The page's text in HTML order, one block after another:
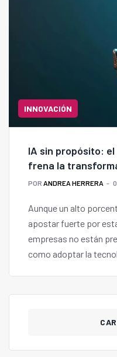
INNOVACIÓN
IA sin propósito:
frena la
POR ANDREA HERRERA
Aunque un alto
apostar fuerte por
empresas no están
como adoptar la